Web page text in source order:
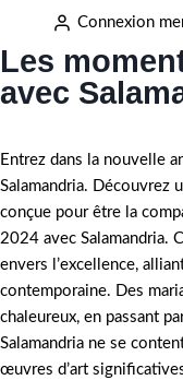
Connexion
Les
avec
Entrez dans la nouvelle
Salamandria. Découvrez
conçue pour être la
2024 avec Salamandria.
envers l’excellence,
contemporaine. Des
chaleureux, en passant
Salamandria ne se
œuvres d’art